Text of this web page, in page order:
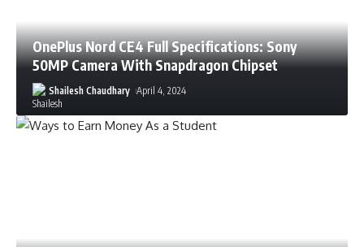
OnePlus Nord CE4 Full Specifications: Sony
50MP Camera With Snapdragon Chipset
Shailesh Chaudhary April 4, 2024